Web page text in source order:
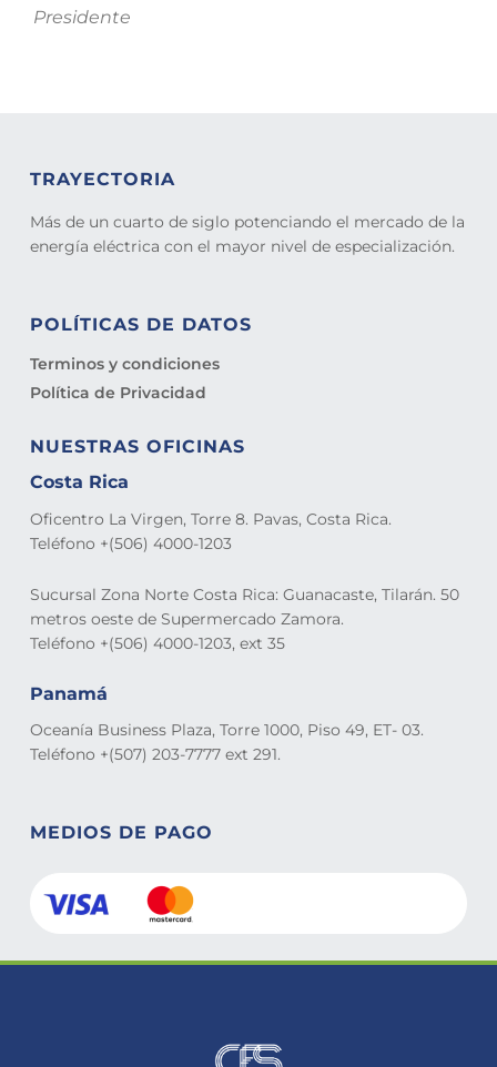
Presidente
TRAYECTORIA
Más de un cuarto de siglo potenciando el mercado de la
energía eléctrica con el mayor nivel de especialización.
POLÍTICAS DE DATOS
Terminos y condiciones
Política de Privacidad
NUESTRAS OFICINAS
Costa Rica
Oficentro La Virgen, Torre 8. Pavas, Costa Rica.
Teléfono +(506) 4000-1203
Sucursal Zona Norte Costa Rica: Guanacaste, Tilarán. 50
metros oeste de Supermercado Zamora.
Teléfono +(506) 4000-1203, ext 35
Panamá
Oceanía Business Plaza, Torre 1000, Piso 49, ET- 03.
Teléfono +(507) 203-7777 ext 291.
MEDIOS DE PAGO